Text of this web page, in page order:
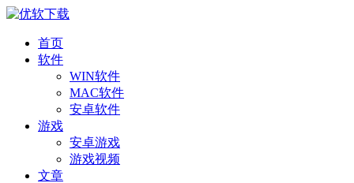
首页
软件
WIN软件
MAC软件
安卓软件
游戏
安卓游戏
游戏视频
文章